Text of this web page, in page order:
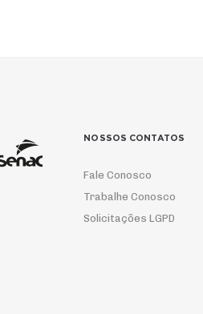
NOSSOS CONTATOS
Fale Conosco
Trabalhe Conosco
Solicitações LGPD